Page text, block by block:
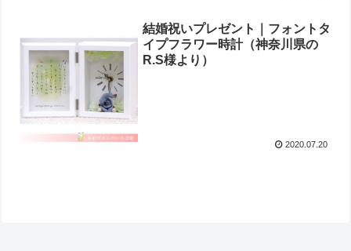
結婚祝いプレゼント｜フォントタ
イプフラワー時計（神奈川県の
R.S様より ）
2020.07.20